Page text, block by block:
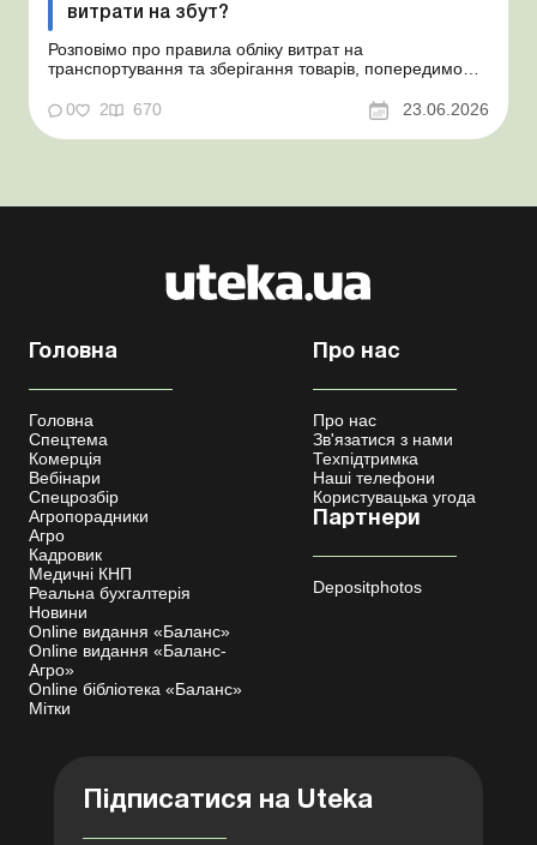
витрати на збут?
Розповімо про правила обліку витрат на
транспортування та зберігання товарів, попередимо
нормативне обґрунтування. Проблемні витрати:
податкові ризики та судова практика Здавалось би, у
цьому питанні неоднозначності бути не може. Однак,
0 2 670 23.06.2026
Головна
Головна
Спецтема
Комерція
Вебінари
Спецрозбір
Агропорадники
Агро
Кадровик
Медичні КНП
Реальна бухгалтерія
Новини
Online видання «Баланс»
Online видання «Баланс-
Агро»
Online бібліотека «Баланс»
Мітки
Про нас
Про нас
Зв'язатися з нами
Техпідтримка
Наші телефони
Користувацька угода
Партнери
Depositphotos
Підписатися на Uteka